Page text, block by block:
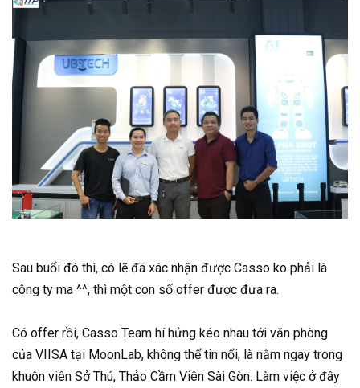
Sau buổi đó thì, có lẽ đã xác nhận được Casso ko phải là
công ty ma ^^, thì một con số offer được đưa ra.
Có offer rồi, Casso Team hí hửng kéo nhau tới văn phòng
của VIISA tại MoonLab, không thể tin nổi, là nằm ngay trong
khuôn viên Sở Thú, Thảo Cầm Viên Sài Gòn. Làm việc ở đây